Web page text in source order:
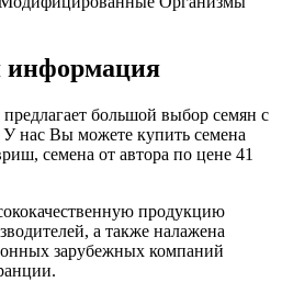
информация
большой выбор семян с
У нас Вы можете купить семена
семена от автора по цене 41
продукцию
а также налажена
зарубежных компаний